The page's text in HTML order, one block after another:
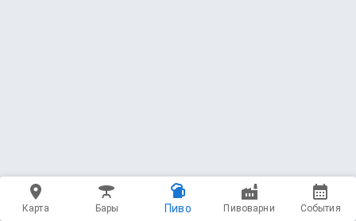
Карта Бары Пиво Пивоварни События